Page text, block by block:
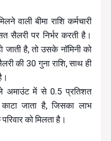
वाली बीमा राशि कर्मचारी
सैलरी पर निर्भर करती है।
जाती है, तो उसके नॉमिनी को
की 30 गुना राशि, साथ ही
अमाउंट में से 0.5 प्रतिशत
जाता है, जिसका लाभ
को मिलता है।